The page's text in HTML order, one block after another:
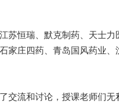
苏恒瑞、默克制药、天士力
家庄四药、青岛国风药业、
交流和讨论，授课老师们无